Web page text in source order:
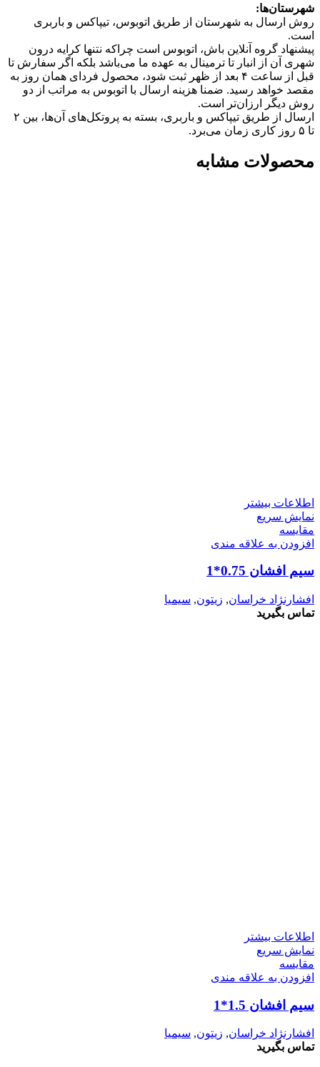
شهرستان‌ها:
روش ارسال به شهرستان از طریق اتوبوس، تیپاکس و باربری
است.
پیشنهاد گروه آنلاین باش، اتوبوس است چرا‌که نتنها کرایه درون
شهری آن از انبار تا ترمینال به عهده ما می‌باشد بلکه اگر سفارش تا
قبل از ساعت ۴ بعد از ظهر ثبت شود، محصول فردای همان روز به
مقصد خواهد رسید. ضمنا هزینه ارسال با اتوبوس به مراتب از دو
روش دیگر ارزان‌تر است.
ارسال از طریق تیپاکس و باربری، بسته به پروتکل‌های آن‌ها، بین ۲
تا ۵ روز کاری زمان می‌برد.
محصولات مشابه
اطلاعات بیشتر
نمایش سریع
مقايسه
افزودن به علاقه مندی
سیم افشان 0.75*1
افشارنژاد خراسان, زیتون, سیمیا
تماس بگیرید
اطلاعات بیشتر
نمایش سریع
مقايسه
افزودن به علاقه مندی
سیم افشان 1.5*1
افشارنژاد خراسان, زیتون, سیمیا
تماس بگیرید